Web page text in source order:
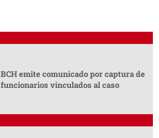
BCH emite comunicado por captura de
funcionarios vinculados al caso